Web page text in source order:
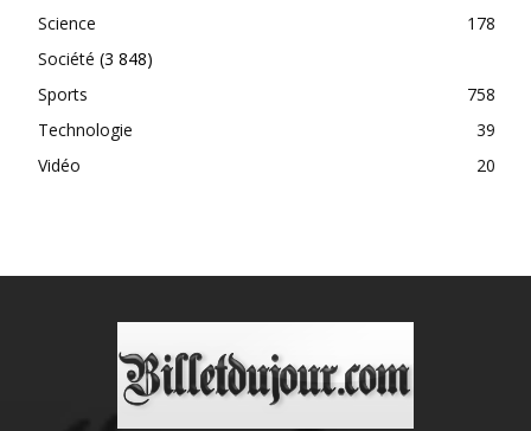
Science
178
Société (3 848)
Sports
758
Technologie
39
Vidéo
20